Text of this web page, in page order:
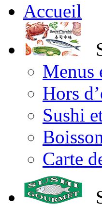
Accueil
Menus
Hors
Sushi
Carte